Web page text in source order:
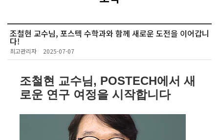
조철현 교수님, 포스텍 수학과와 함께 새로운 도전을 이어갑니
다!
최고관리자 2025-07-07
조철현 교수님, POSTECH에서 새
로운 연구 여정을 시작합니다